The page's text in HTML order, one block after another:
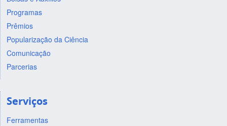
Programas
Prêmios
Popularização da Ciência
Comunicação
Parcerias
Serviços
Ferramentas